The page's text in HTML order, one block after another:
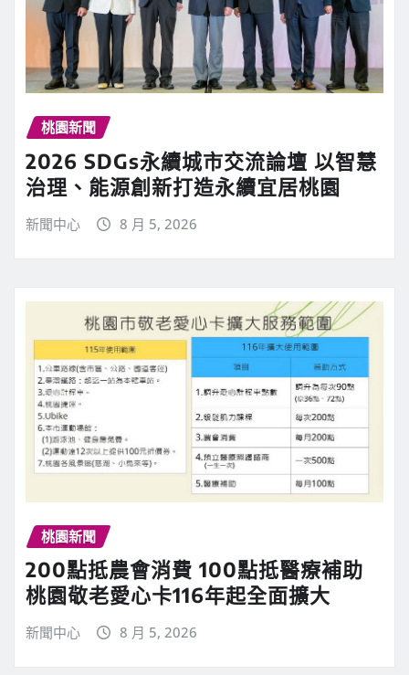
桃園新聞
2026 SDGs永續城市交流論壇 以智慧
治理、能源創新打造永續宜居桃園
新聞中心 8 月 5, 2026
桃園新聞
200點抵農會消費 100點抵醫療補助
桃園敬老愛心卡116年起全面擴大
新聞中心 8 月 5, 2026